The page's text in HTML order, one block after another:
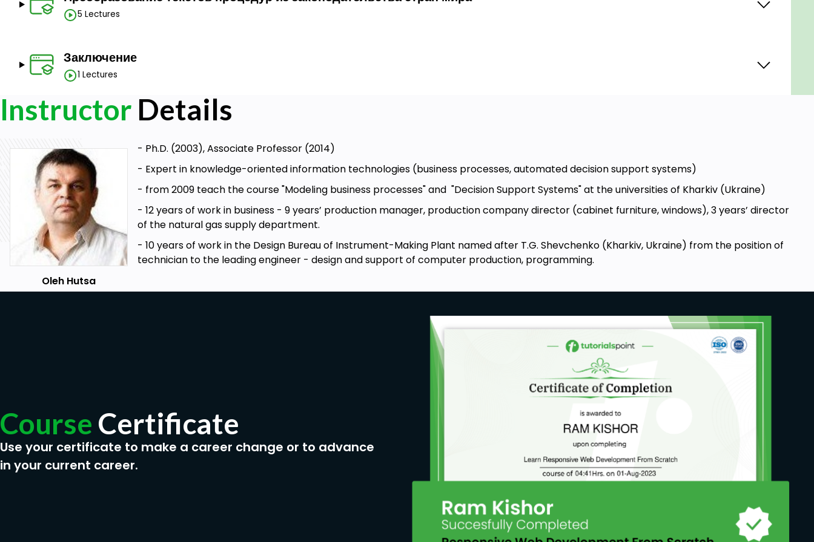
Украины;
повысить квалификацию юриста в сфере Legal Engineer
находить ошибки алгоритмичности в процедурах, описанных законах
обеспечить спрос со стороны общества на «широкий доступ к правосудию» и «электронное
правосудие»
Prerequisites
Компетенции бизнес-аналитика могут быть полезны, но не обязательно.
5 Lectures
Заключение
1 Lectures
Instructor Details
Oleh Hutsa
- Ph.D. (2003),Associate Professor (2014)
- Expert in knowledge-oriented information technologies (business processes, automated decision support systems)
- from 2009 teach the course "Modeling business processes" and "Decision Support Systems" at the universities of Kharkiv (Ukraine)
- 12 yearsof work in business - 9 years’ production manager, production company director (cabinet furniture, windows), 3 years’ director
of the natural gas supply department.
- 10 yearsof work in the Design Bureau of Instrument-Making Plant named after T.G. Shevchenko (Kharkiv, Ukraine) from the position of
technician to the leading engineer - design and support of computer production, programming.
Course Certificate
Use your certificate to make a career change or to advance
in your current career.